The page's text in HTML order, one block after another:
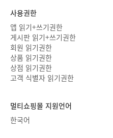
사용권한
앱 읽기+쓰기권한
게시판 읽기+쓰기권한
회원 읽기권한
상품 읽기권한
상점 읽기권한
고객 식별자 읽기권한
멀티쇼핑몰 지원언어
한국어